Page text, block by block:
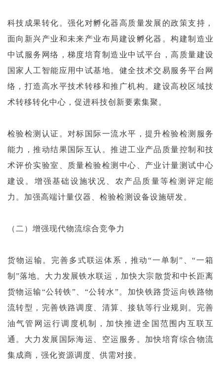
科技成果转化。强化对孵化器高质量发展的政策支持，
面向新兴产业和未来产业布局建设孵化器。构建制造业
中试服务网络，梯度培育制造业中试平台，高质量建设
国家人工智能应用中试基地。健全技术交易服务平台网
络，打造高水平技术转移和推广机构。建设高校区域技
术转移转化中心，促进科技创新要素集聚。
检验检测认证。对标国际一流水平，提升检验检测服务
能力，推动结果国际互认。推进工业产品质量控制和技
术评价实验室、质量检验检测中心、产业计量测试中心
建设。增强基础设施状况、农产品质量等检测评定能
力。加强高端计量仪器、检验检测设备设施研发。
（二）增强现代物流综合竞争力
货物运输。完善多式联运体系，推动“一单制”、“一箱
制”落地。大力发展铁水联运，加快大宗散货和中长距离
货物运输“公转铁”、“公转水”。加快铁路货运向铁路物
流转型，完善铁路调度、清算、接轨等行业规则。完善
油气管网运行调度机制，加快推进全国范围内互联互
通。大力发展国际海运、空运服务。加快培育综合物流
集成商，强化资源调度、供需对接。